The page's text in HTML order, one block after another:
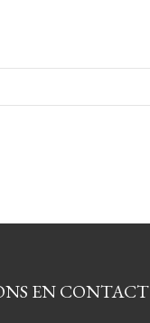
EN CONTACT